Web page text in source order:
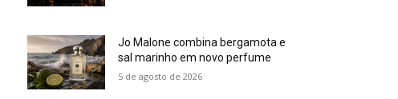
Jo Malone combina bergamota e
sal marinho em novo perfume
5 de agosto de 2026